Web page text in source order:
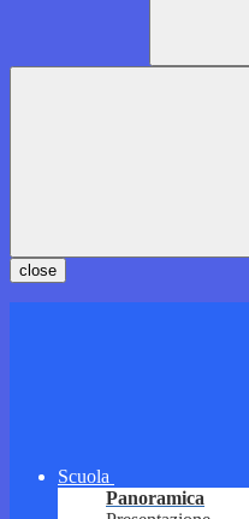
close
Scuola
Panoramica